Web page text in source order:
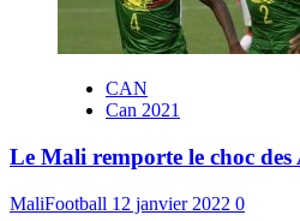
CAN
Can 2021
Le Mali remporte le choc des
MaliFootball 12 janvier 2022 0